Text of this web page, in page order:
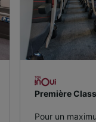
Première
Pour un